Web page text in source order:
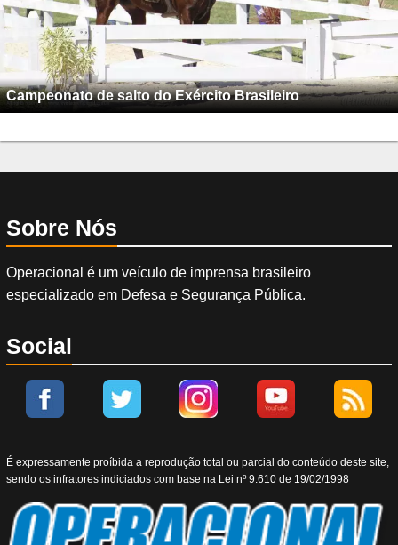
Campeonato de salto do Exército Brasileiro
Sobre Nós
Operacional é um veículo de imprensa brasileiro
especializado em Defesa e Segurança Pública.
Social
É expressamente proíbida a reprodução total ou parcial do conteúdo deste site,
sendo os infratores indiciados com base na Lei nº 9.610 de 19/02/1998